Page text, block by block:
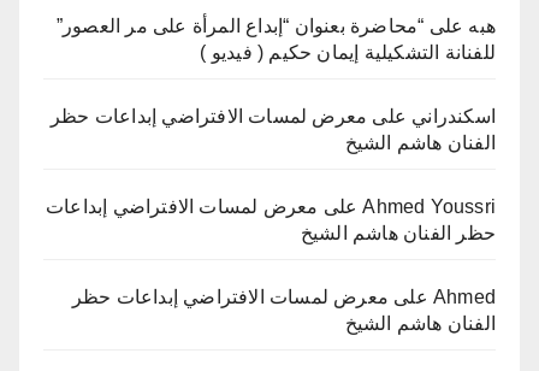
هبه على “محاضرة بعنوان “إبداع المرأة على مر العصور”
للفنانة التشكيلية إيمان حكيم ( فيديو )
اسكندراني على معرض لمسات الافتراضي إبداعات حظر
الفنان هاشم الشيخ
Ahmed Youssriعلى معرض لمسات الافتراضي إبداعات
حظر الفنان هاشم الشيخ
Ahmed على معرض لمسات الافتراضي إبداعات حظر
الفنان هاشم الشيخ